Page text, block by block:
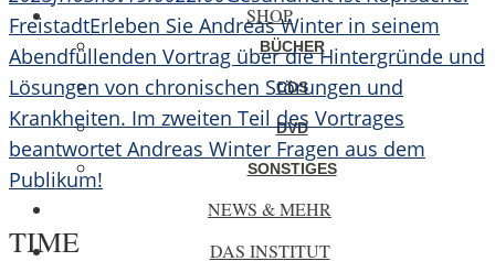
SHOP
BÜCHER
CDS
DVD
SONSTIGES
NEWS & MEHR
DAS INSTITUT
FreistadtErleben Sie Andreas Winter in seinem
Abendfüllenden Vortrag über die Hintergründe und
Lösungen von chronischen Störungen und
Krankheiten. Im zweiten Teil des Vortrages
beantwortet Andreas Winter Fragen aus dem
Publikum!
TIME